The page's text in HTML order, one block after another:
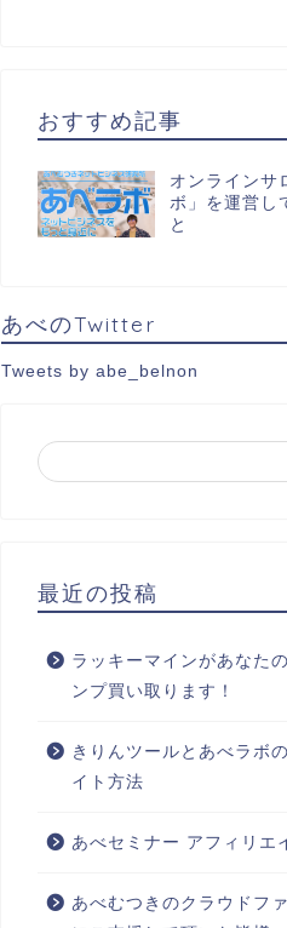
おすすめ記事
オンラインサ
ボ」を運営し
と
あべのTwitter
Tweets by abe_belnon
最近の投稿
ラッキーマインがあなた
ンプ買い取ります！
きりんツールとあべラボ
イト方法
あべセミナー アフィリエ
あべむつきのクラウドフ